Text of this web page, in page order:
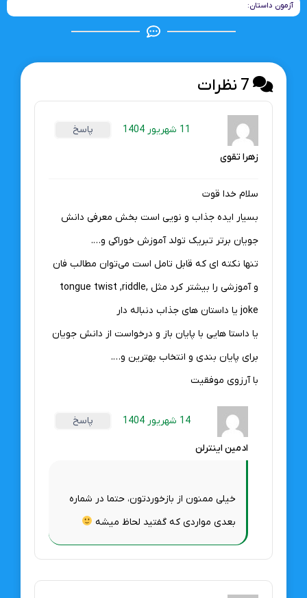
آزمون داستان:
زهرا تقوی
11 شهریور 1404 پاسخ
سلام خدا قوت
بسیار ایده جذاب و نویی است بخش معرفی دانش
جویان برتر تبریک تولد آموزش خوراکی و….
تنها نکته ای که قابل تامل است می‌توان مطالب فان
و آموزشی را بیشتر کرد مثل tongue twist ,riddle,
joke یا داستان های جذاب دنباله دار
یا داستا هایی با پایان باز و درخواست از دانش جویان
برای پایان بندی و انتخاب بهترین و….
با آرزوی موفقیت
ادمین اینترلن
14 شهریور 1404 پاسخ
خیلی ممنون از بازخوردتون، حتما در شماره
بعدی مواردی که گفتید لحاظ میشه